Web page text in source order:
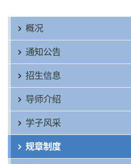
概况
通知公告
招生信息
导师介绍
学子风采
规章制度